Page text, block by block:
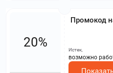
Промокод
20%
Истек,
возможно